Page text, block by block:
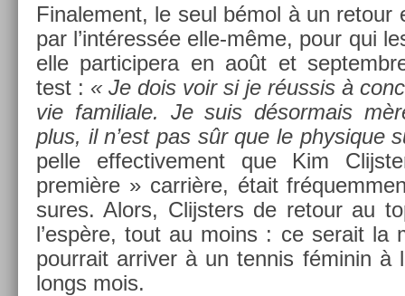
Fin­ale­ment, le seul bémol à un re­tour
par l’intéressée elle-même, pour qui
elle par­ticipera en août et
test : « Je dois voir si je réussis à
vie familiale. Je suis désor­mais
plus, il n’est pas sûr que le physique
pelle ef­fective­ment que Kim
première » carrière, était
sures. Alors, Clijst­ers de re­tour au
l’espère, tout au moins : ce serait la
pour­rait ar­riv­er à un ten­nis féminin à
longs mois.